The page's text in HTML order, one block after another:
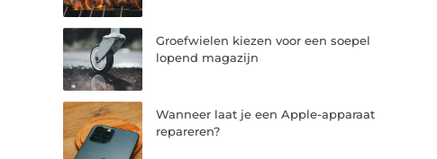
Groefwielen kiezen voor een soepel
lopend magazijn
Wanneer laat je een Apple-apparaat
repareren?